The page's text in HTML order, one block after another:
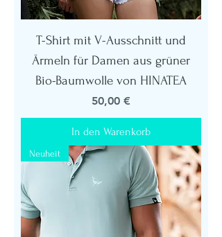
T-Shirt mit V-Ausschnitt und
Ärmeln für Damen aus grüner
Bio-Baumwolle von HINATEA
Preis
50,00 €
In den Warenkorb
Neuheit